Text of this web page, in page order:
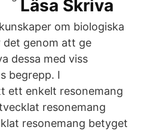
Läsa Skriva
om biologiska
det genom att ge
dessa med viss
begrepp. I
ett enkelt resonemang
resonemang
resonemang betyget